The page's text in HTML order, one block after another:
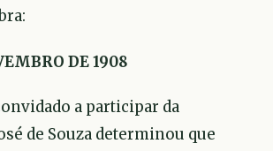
DE 1908
a participar da
de Souza determinou que